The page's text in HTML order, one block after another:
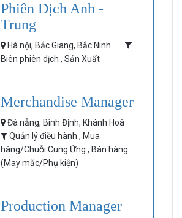
Phiên Dịch Anh -
Trung
Hà nội, Bắc Giang, Bắc Ninh
Biên phiên dịch , Sản Xuất
Merchandise Manager
Đà nẵng, Bình Định, Khánh Hoà
Quản lý điều hành , Mua
hàng/Chuỗi Cung Ứng , Bán hàng
(May mặc/Phụ kiện)
Production Manager